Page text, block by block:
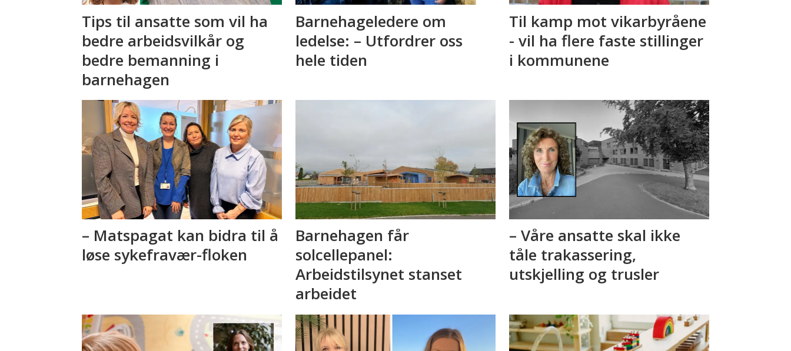
Tips til ansatte som vil ha
bedre arbeidsvilkår og
bedre bemanning i
barnehagen
Barnehageledere om
ledelse: – Utfordrer oss
hele tiden
Til kamp mot vikarbyråene
- vil ha flere faste stillinger
i kommunene
– Matspagat kan bidra til å
løse sykefravær-floken
Barnehagen får
solcellepanel:
Arbeidstilsynet stanset
arbeidet
– Våre ansatte skal ikke
tåle trakassering,
utskjelling og trusler